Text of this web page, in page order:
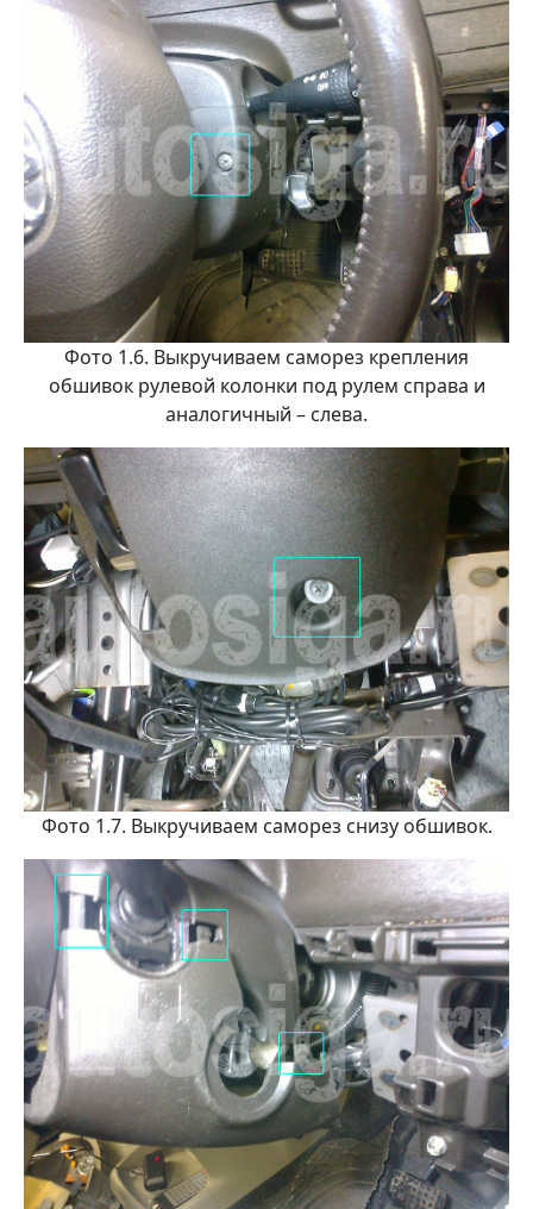
Фото 1.6. Выкручиваем саморез крепления
обшивок рулевой колонки под рулем справа и
аналогичный – слева.
Фото 1.7. Выкручиваем саморез снизу обшивок.